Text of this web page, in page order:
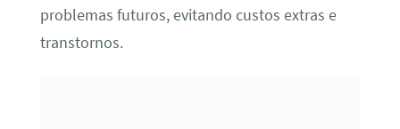
problemas futuros, evitando custos extras e
transtornos.